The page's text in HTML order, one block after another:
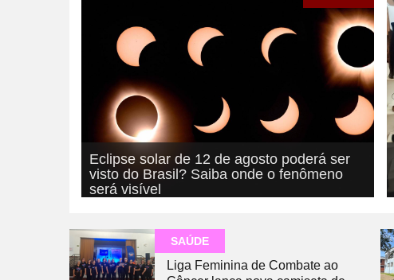
Eclipse solar de 12 de agosto poderá ser
visto do Brasil? Saiba onde o fenômeno
será visível
SAÚDE
Liga Feminina de Combate ao